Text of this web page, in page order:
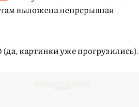
там выложена непрерывная
картинки уже прогрузились).